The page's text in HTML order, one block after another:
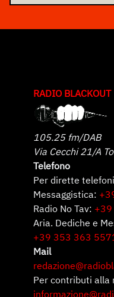
RADIO BLACKOUT
105.25 fm/DAB
Via Cecchi 21/A
Telefono
Per dirette
Messaggistica:
Radio No Tav:
Aria. Dediche e
+39 353 363
Mail
Per contributi alla